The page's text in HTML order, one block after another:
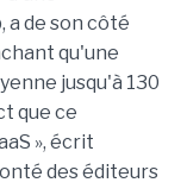
de son côté
qu'une
jusqu'à 130
que ce
», écrit
des éditeurs